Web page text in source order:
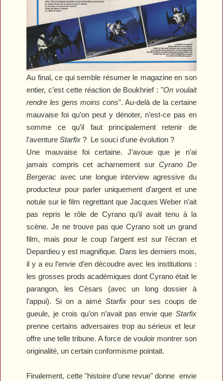
Au final, ce qui semble résumer le magazine en son
entier, c’est cette réaction de Boukhrief : "On voulait
rendre les gens moins cons". Au-delà de la certaine
mauvaise foi qu’on peut y dénoter, n’est-ce pas en
somme ce qu’il faut principalement retenir de
l’aventureStarfix ? Le souci d'une évolution ?
Une mauvaise foi certaine. J’avoue que je n’ai
jamais compris cet acharnement surCyrano De
Bergerac avec une longue interview agressive du
producteur pour parler uniquement d’argent et une
notule sur le film regrettant que Jacques Weber n’ait
pas repris le rôle de Cyrano qu’il avait tenu à la
scène. Je ne trouve pas queCyrano soit un grand
film, mais pour le coup l’argent est sur l’écran et
Depardieu y est magnifique. Dans les derniers mois,
il y a eu l’envie d’en découdre avec les institutions :
les grosses prods académiques dont Cyranoétait le
parangon, les Césars (avec un long dossier à
l’appui). Si on a aimé Starfixpour ses coups de
gueule, je crois qu’on n’avait pas envie que Starfix
prenne certains adversaires trop au sérieux et leur
offre une telle tribune. A force de vouloir montrer son
originalité, un certain conformisme pointait.
Finalement, cette "histoire d’une revue" donne envie